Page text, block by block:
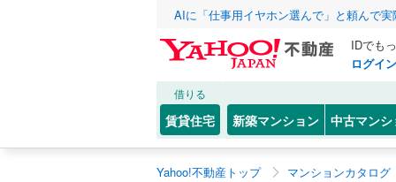
AIに「仕事用イヤホン選んで」と頼んで
IDでも
ログイン
借りる
賃貸住宅 新築マンション 中古マンシ
Yahoo!不動産トップ マンションカタログ